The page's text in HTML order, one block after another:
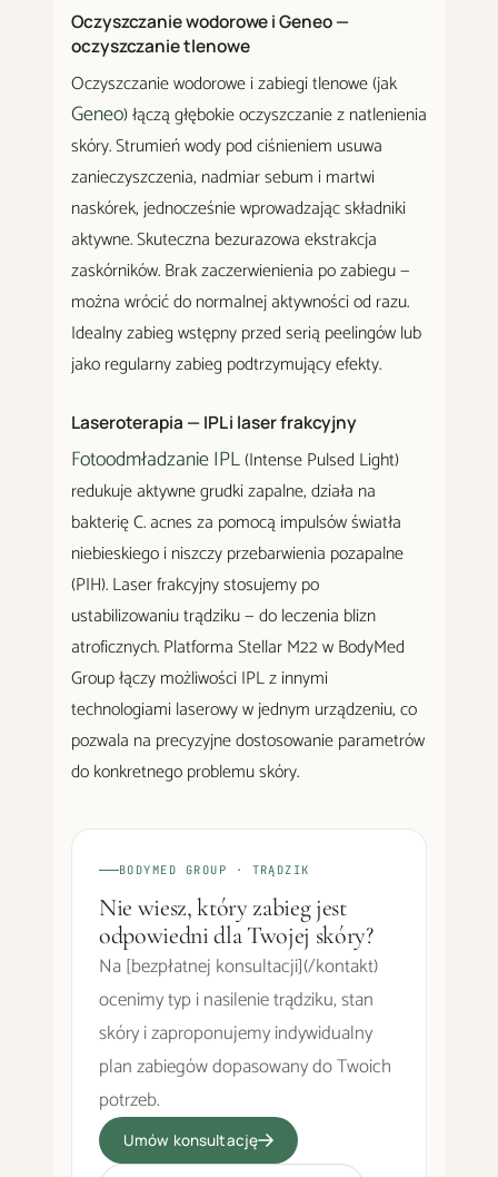
Oczyszczanie wodorowe i Geneo —
oczyszczanie tlenowe
Oczyszczanie wodorowe i zabiegi tlenowe (jak
Geneo) łączą głębokie oczyszczanie z natlenienia
skóry. Strumień wody pod ciśnieniem usuwa
zanieczyszczenia, nadmiar sebum i martwi
naskórek, jednocześnie wprowadzając składniki
aktywne. Skuteczna bezurazowa ekstrakcja
zaskórników. Brak zaczerwienienia po zabiegu —
można wrócić do normalnej aktywności od razu.
Idealny zabieg wstępny przed serią peelingów lub
jako regularny zabieg podtrzymujący efekty.
Laseroterapia — IPL i laser frakcyjny
Fotoodmładzanie IPL(Intense Pulsed Light)
redukuje aktywne grudki zapalne, działa na
bakterię C. acnes za pomocą impulsów światła
niebieskiego i niszczy przebarwienia pozapalne
(PIH). Laser frakcyjny stosujemy po
ustabilizowaniu trądziku — do leczenia blizn
atroficznych. Platforma Stellar M22 w BodyMed
Group łączy możliwości IPL z innymi
technologiami laserowy w jednym urządzeniu, co
pozwala na precyzyjne dostosowanie parametrów
do konkretnego problemu skóry.
BODYMED GROUP · TRĄDZIK
Nie wiesz, który zabieg jest
odpowiedni dla Twojej skóry?
Na [bezpłatnej konsultacji](/kontakt)
ocenimy typ i nasilenie trądziku, stan
skóry i zaproponujemy indywidualny
plan zabiegów dopasowany do Twoich
potrzeb.
Umów konsultację